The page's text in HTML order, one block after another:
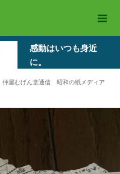
感動はいつも身近
に。
仲屋むげん堂通信 昭和の紙メディア